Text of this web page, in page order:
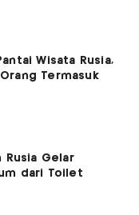
Wisata Rusia,
Termasuk
Rusia Gelar
dari Toilet